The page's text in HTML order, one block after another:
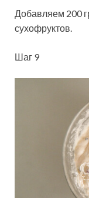
Добавляем 200
сухофруктов.
Шаг 9